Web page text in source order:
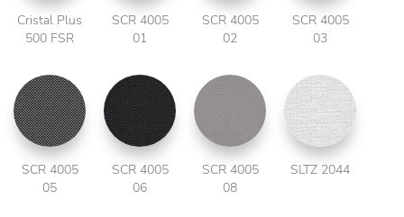
Cristal Plus
500 FSR
SCR 4005
01
SCR 4005
02
SCR 4005
03
SCR 4005
05
SCR 4005
06
SCR 4005
08
SLTZ 2044